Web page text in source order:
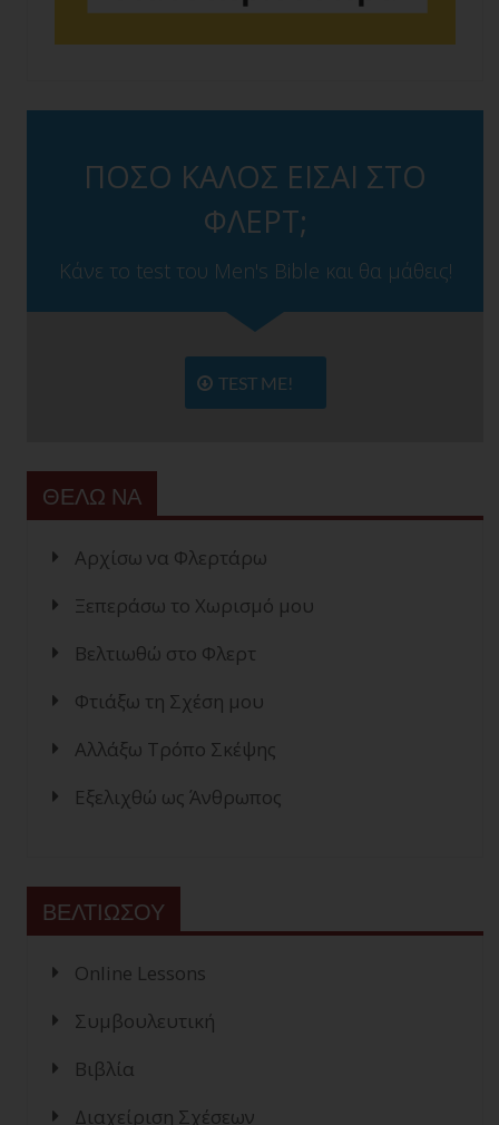
ΠΟΣΟ ΚΑΛΟΣ ΕΙΣΑΙ ΣΤΟ
ΦΛΕΡΤ;
Κάνε το test του Men's Bible και θα μάθεις!
TEST ME!
ΘΕΛΩ ΝΑ
Αρχίσω να Φλερτάρω
Ξεπεράσω το Χωρισμό μου
Βελτιωθώ στο Φλερτ
Φτιάξω τη Σχέση μου
Αλλάξω Τρόπο Σκέψης
Εξελιχθώ ως Άνθρωπος
ΒΕΛΤΙΩΣΟΥ
Online Lessons
Συμβουλευτική
Βιβλία
Διαχείριση Σχέσεων